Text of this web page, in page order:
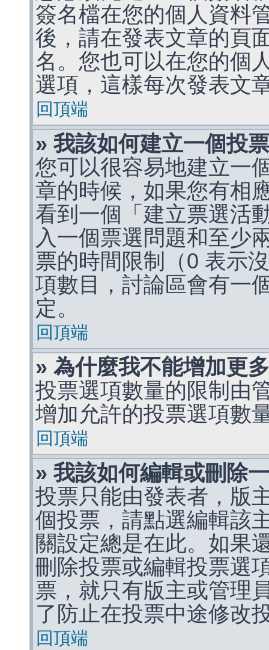
簽名檔在您的個人資料
後，請在發表文章的頁
名。您也可以在您的個
選項，這樣每次發表文
回頂端
» 我該如何建立一個投
您可以很容易地建立一
章的時候，如果您有相
看到一個「建立票選活
入一個票選問題和至少
票的時間限制（0 表示
項數目，討論區會有一
定。
回頂端
» 為什麼我不能增加更
投票選項數量的限制由
增加允許的投票選項數
回頂端
» 我該如何編輯或刪除
投票只能由發表者，版
個投票，請點選編輯該
關設定總是在此。如果
刪除投票或編輯投票選
票，就只有版主或管理
了防止在投票中途修改
回頂端